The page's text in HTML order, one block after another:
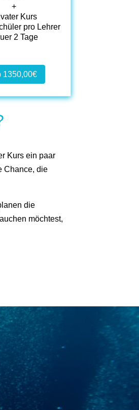
+
Kurs
pro Lehrer
2 Tage
1350,00€
Kurs ein paar
Chance, die
die
möchtest,